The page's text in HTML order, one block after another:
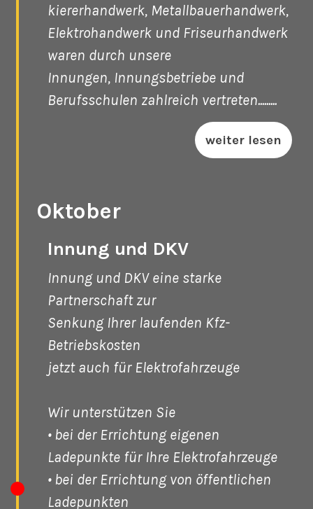
kiererhandwerk, Metallbauerhandwerk,
Elektrohandwerk und Friseurhandwerk
waren durch unsere
Innungen, Innungsbetriebe und
Berufsschulen zahlreich vertreten.........
weiter lesen
Innung und DKV
Innung und DKV eine starke
Partnerschaft zur
Senkung Ihrer laufenden Kfz-
Betriebskosten
jetzt auch für Elektrofahrzeuge
Wir unterstützen Sie
• bei der Errichtung eigenen
Ladepunkte für Ihre Elektrofahrzeuge
• bei der Errichtung von öffentlichen
Ladepunkten
Oktober